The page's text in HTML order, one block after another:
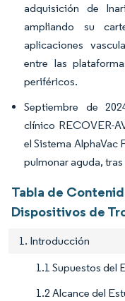
adquisición de
ampliando su
aplicaciones
entre las
periféricos.
Septiembre de
clínico RECOVER-
el Sistema AlphaVac
pulmonar aguda,
Tabla de
Dispositivos de
1. Introducción
1.1 Supuestos del
1.2 Alcance del